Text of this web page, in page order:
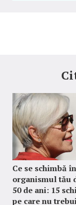
Ce se schimbă în
organismul tău
50 de ani: 15
pe care nu